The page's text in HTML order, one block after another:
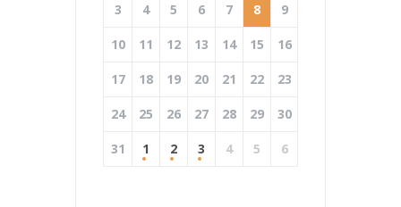
3 4 5 6 7 8 9
10 11 12 13 14 15 16
17 18 19 20 21 22 23
24 25 26 27 28 29 30
31 1 2 3 4 5 6